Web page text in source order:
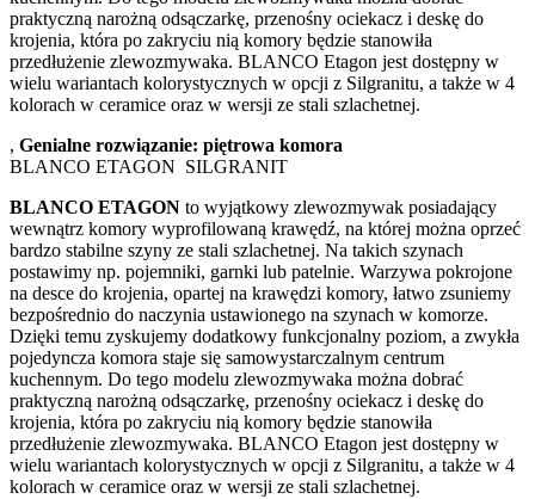
praktyczną narożną odsączarkę, przenośny ociekacz i deskę do
krojenia, która po zakryciu nią komory będzie stanowiła
przedłużenie zlewozmywaka. BLANCO Etagon jest dostępny w
wielu wariantach kolorystycznych w opcji z Silgranitu, a także w 4
kolorach w ceramice oraz w wersji ze stali szlachetnej.
, Genialne rozwiązanie: piętrowa komora
BLANCO ETAGON SILGRANIT
BLANCO ETAGON to wyjątkowy zlewozmywak posiadający
wewnątrz komory wyprofilowaną krawędź, na której można oprzeć
bardzo stabilne szyny ze stali szlachetnej. Na takich szynach
postawimy np. pojemniki, garnki lub patelnie. Warzywa pokrojone
na desce do krojenia, opartej na krawędzi komory, łatwo zsuniemy
bezpośrednio do naczynia ustawionego na szynach w komorze.
Dzięki temu zyskujemy dodatkowy funkcjonalny poziom, a zwykła
pojedyncza komora staje się samowystarczalnym centrum
kuchennym. Do tego modelu zlewozmywaka można dobrać
praktyczną narożną odsączarkę, przenośny ociekacz i deskę do
krojenia, która po zakryciu nią komory będzie stanowiła
przedłużenie zlewozmywaka. BLANCO Etagon jest dostępny w
wielu wariantach kolorystycznych w opcji z Silgranitu, a także w 4
kolorach w ceramice oraz w wersji ze stali szlachetnej.